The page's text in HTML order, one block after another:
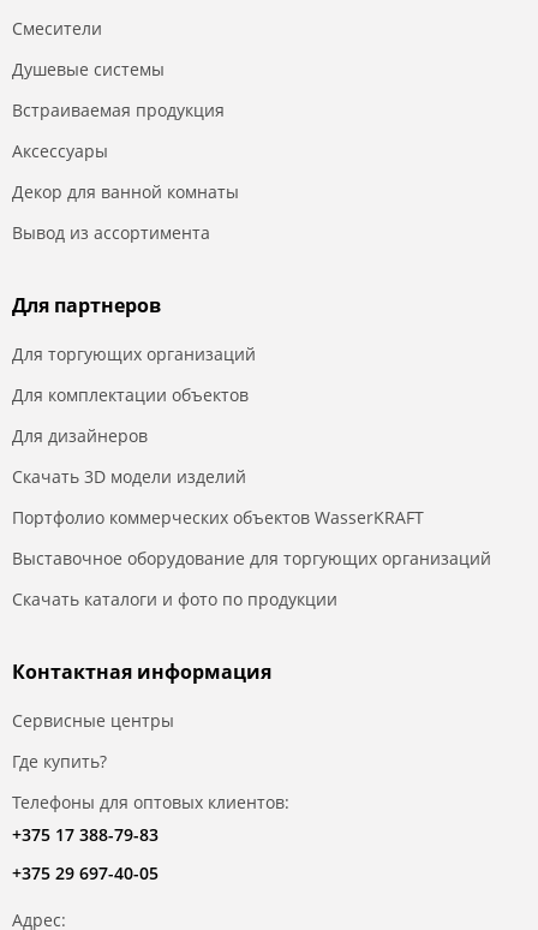
Смесители
Душевые системы
Встраиваемая продукция
Аксессуары
Декор для ванной комнаты
Вывод из ассортимента
Для партнеров
Для торгующих организаций
Для комплектации объектов
Для дизайнеров
Скачать 3D модели изделий
Портфолио коммерческих объектов WasserKRAFT
Выставочное оборудование для торгующих организаций
Скачать каталоги и фото по продукции
Контактная информация
Сервисные центры
Где купить?
Телефоны для оптовых клиентов:
+375 17 388-79-83
+375 29 697-40-05
Адрес: